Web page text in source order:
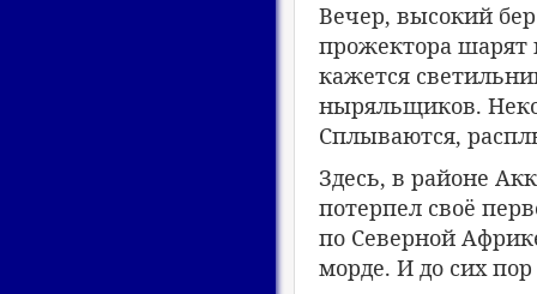
Вечер, высокий
прожектора шарят
кажется
ныряльщиков.
Сплываются,
Здесь, в районе
потерпел своё
по Северной
морде. И до сих